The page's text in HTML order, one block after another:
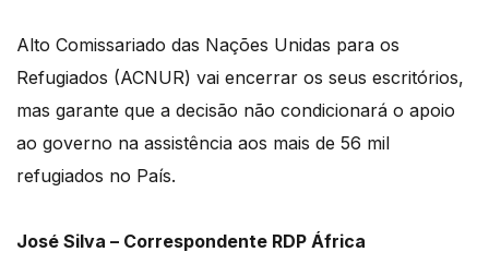
Alto Comissariado das Nações Unidas para os
Refugiados (ACNUR) vai encerrar os seus escritórios,
mas garante que a decisão não condicionará o apoio
ao governo na assistência aos mais de 56 mil
refugiados no País.
José Silva – Correspondente RDP África